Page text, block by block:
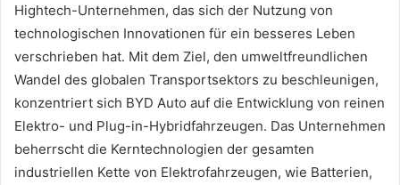
Hightech-Unternehmen, das sich der Nutzung von
technologischen Innovationen für ein besseres Leben
verschrieben hat. Mit dem Ziel, den umweltfreundlichen
Wandel des globalen Transportsektors zu beschleunigen,
konzentriert sich BYD Auto auf die Entwicklung von reinen
Elektro- und Plug-in-Hybridfahrzeugen. Das Unternehmen
beherrscht die Kerntechnologien der gesamten
industriellen Kette von Elektrofahrzeugen, wie Batterien,